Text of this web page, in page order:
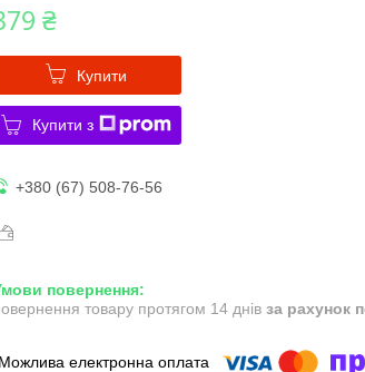
₴
Купити
Купити з
+380 (67) 508-76-56
товару протягом 14 днів за рахунок